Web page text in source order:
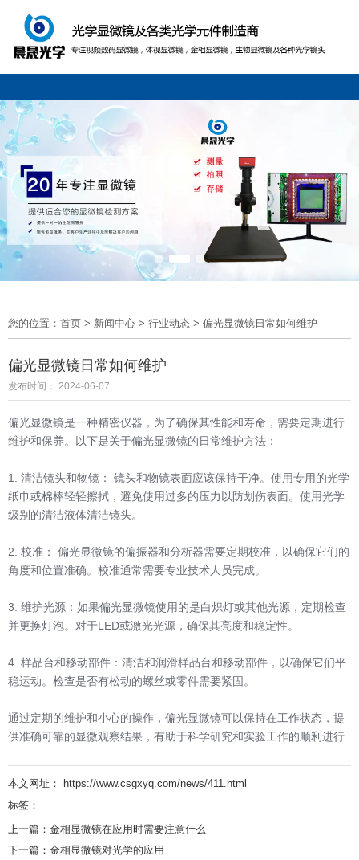
您的位置：首页 > 新闻中心 > 行业动态 > 偏光显微镜日常如何维护
偏光显微镜日常如何维护
发布时间： 2024-06-07
偏光显微镜是一种精密仪器，为了确保其性能和寿命，需要定期进行
维护和保养。以下是关于偏光显微镜的日常维护方法：
1. 清洁镜头和物镜： 镜头和物镜表面应该保持干净。使用专用的光学
纸巾或棉棒轻轻擦拭，避免使用过多的压力以防划伤表面。使用光学
级别的清洁液体清洁镜头。
2. 校准： 偏光显微镜的偏振器和分析器需要定期校准，以确保它们的
角度和位置准确。校准通常需要专业技术人员完成。
3. 维护光源：如果偏光显微镜使用的是白炽灯或其他光源，定期检查
并更换灯泡。对于LED或激光光源，确保其亮度和稳定性。
4. 样品台和移动部件：清洁和润滑样品台和移动部件，以确保它们平
稳运动。检查是否有松动的螺丝或零件需要紧固。
通过定期的维护和小心的操作，偏光显微镜可以保持在工作状态，提
供准确可靠的显微观察结果，有助于科学研究和实验工作的顺利进行
本文网址： https://www.csgxyq.com/news/411.html
标签：
上一篇： 金相显微镜在应用时需要注意什么
下一篇： 金相显微镜对光学的应用